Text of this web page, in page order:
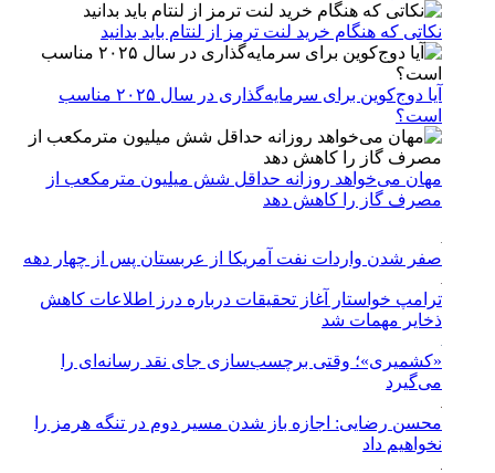
نکاتی که هنگام خرید لنت ترمز از لنتام باید بدانید
آیا دوج‌کوین برای سرمایه‌گذاری در سال ۲۰۲۵ مناسب
است؟
مهان می‌خواهد روزانه حداقل شش میلیون مترمکعب از
مصرف گاز را کاهش دهد
صفر شدن واردات نفت آمریکا از عربستان پس از چهار دهه
ترامپ خواستار آغاز تحقیقات درباره درز اطلاعات کاهش
ذخایر مهمات شد
«کشمیری»؛ وقتی برچسب‌سازی جای نقد رسانه‌ای را
می‌گیرد
محسن رضایی: اجازه باز شدن مسیر دوم در تنگه هرمز را
نخواهیم داد